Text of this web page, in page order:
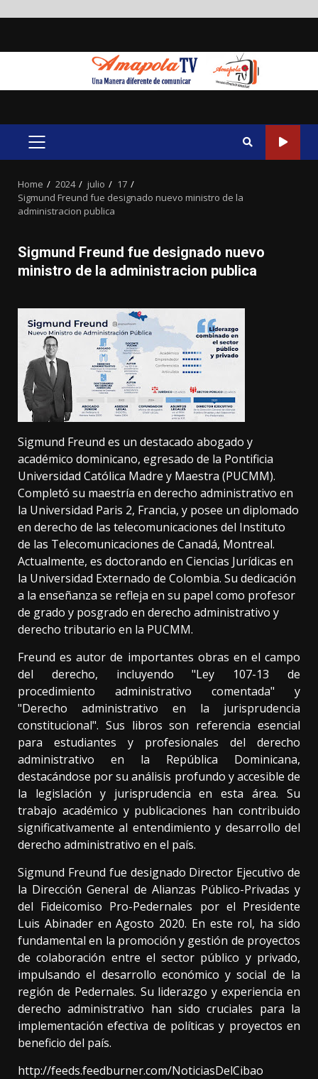
PRIMARY
Home 2024 julio
17
Sigmund Freund fue designado nuevo ministro de la
administracion publica
Sigmund Freund fue designado nuevo
ministro de la administracion publica
Sigmund Freund es un destacado abogado y
académico dominicano, egresado de la Pontificia
Universidad Católica Madre y Maestra (PUCMM).
Completó su maestría en derecho administrativo en
la Universidad Paris 2, Francia, y posee un diplomado
en derecho de las telecomunicaciones del Instituto
de las Telecomunicaciones de Canadá, Montreal.
Actualmente, es doctorando en Ciencias Jurídicas en
la Universidad Externado de Colombia. Su dedicación
a la enseñanza se refleja en su papel como profesor
de grado y posgrado en derecho administrativo y
derecho tributario en la PUCMM.
Freund es autor de importantes obras en el campo
del derecho, incluyendo "Ley 107-13 de
procedimiento administrativo comentada" y
"Derecho administrativo en la jurisprudencia
constitucional". Sus libros son referencia esencial
para estudiantes y profesionales del derecho
administrativo en la República Dominicana,
destacándose por su análisis profundo y accesible de
la legislación y jurisprudencia en esta área. Su
trabajo académico y publicaciones han contribuido
significativamente al entendimiento y desarrollo del
derecho administrativo en el país.
Sigmund Freund fue designado Director Ejecutivo de
la Dirección General de Alianzas Público-Privadas y
del Fideicomiso Pro-Pedernales por el Presidente
Luis Abinader en Agosto 2020. En este rol, ha sido
fundamental en la promoción y gestión de proyectos
de colaboración entre el sector público y privado,
impulsando el desarrollo económico y social de la
región de Pedernales. Su liderazgo y experiencia en
derecho administrativo han sido cruciales para la
implementación efectiva de políticas y proyectos en
beneficio del país.
http://feeds.feedburner.com/NoticiasDelCibao